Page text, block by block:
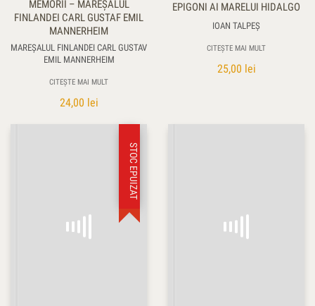
MEMORII – MAREŞALUL
FINLANDEI CARL GUSTAF EMIL
MANNERHEIM
MAREŞALUL FINLANDEI CARL GUSTAV
EMIL MANNERHEIM
CITEȘTE MAI MULT
24,00 lei
EPIGONI AI MARELUI HIDALGO
IOAN TALPEŞ
CITEȘTE MAI MULT
25,00 lei
STOC EPUIZAT